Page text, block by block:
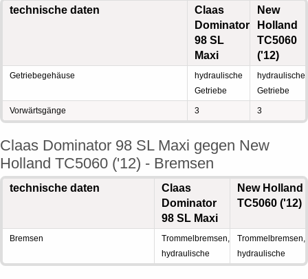
technische daten
Claas
Dominator
98 SL
Maxi
New
Holland
TC5060
('12)
Getriebegehäuse
hydraulische
Getriebe
hydraulische
Getriebe
Vorwärtsgänge 3 3
Claas Dominator 98 SL Maxi gegen New
Holland TC5060 ('12) - Bremsen
technische daten
Claas
Dominator
98 SL Maxi
New Holland
TC5060 ('12)
Bremsen
Trommelbremsen,
hydraulische
Trommelbremsen,
hydraulische